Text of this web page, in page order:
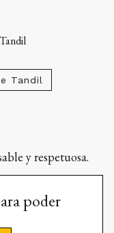
Tandil
y respetuosa.
poder